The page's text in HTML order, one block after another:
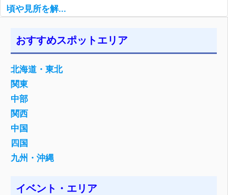
頃や見所を解...
おすすめスポットエリア
北海道・東北
関東
中部
関西
中国
四国
九州・沖縄
イベント・エリア